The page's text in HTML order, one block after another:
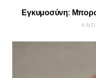
Εγκυμοσύνη:
4